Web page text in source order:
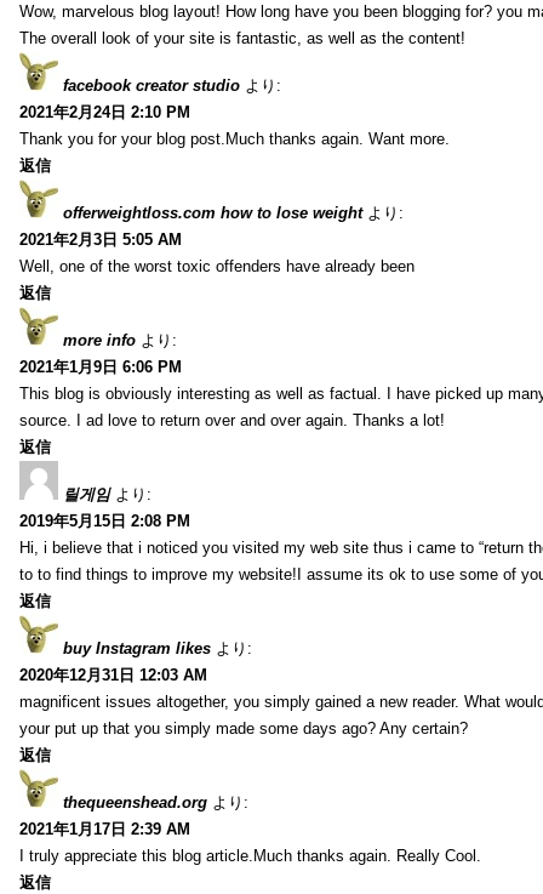
Wow, marvelous blog layout! How long have you been blogging for? you
The overall look of your site is fantastic, as well as the content!
facebook creator studio より:
2021年2月24日 2:10 PM
Thank you for your blog post.Much thanks again. Want more.
返信
offerweightloss.com how to lose weight より:
2021年2月3日 5:05 AM
Well, one of the worst toxic offenders have already been
返信
more info より:
2021年1月9日 6:06 PM
This blog is obviously interesting as well as factual. I have picked up
source. I ad love to return over and over again. Thanks a lot!
返信
릴게임 より:
2019年5月15日 2:08 PM
Hi, i believe that i noticed you visited my web site thus i came to “return
to to find things to improve my website!I assume its ok to use some of
返信
buy Instagram likes より:
2020年12月31日 12:03 AM
magnificent issues altogether, you simply gained a new reader. What
your put up that you simply made some days ago? Any certain?
返信
thequeenshead.org より:
2021年1月17日 2:39 AM
I truly appreciate this blog article.Much thanks again. Really Cool.
返信